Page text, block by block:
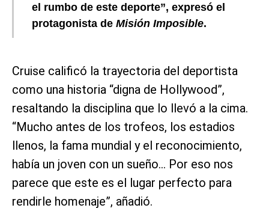
el rumbo de este deporte”, expresó el
protagonista de Misión Imposible.
Cruise calificó la trayectoria del deportista
como una historia “digna de Hollywood”,
resaltando la disciplina que lo llevó a la cima.
“Mucho antes de los trofeos, los estadios
llenos, la fama mundial y el reconocimiento,
había un joven con un sueño… Por eso nos
parece que este es el lugar perfecto para
rendirle homenaje”, añadió.